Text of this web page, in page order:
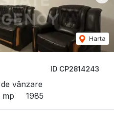
ID CP2814243
vânzare
1985
Harta